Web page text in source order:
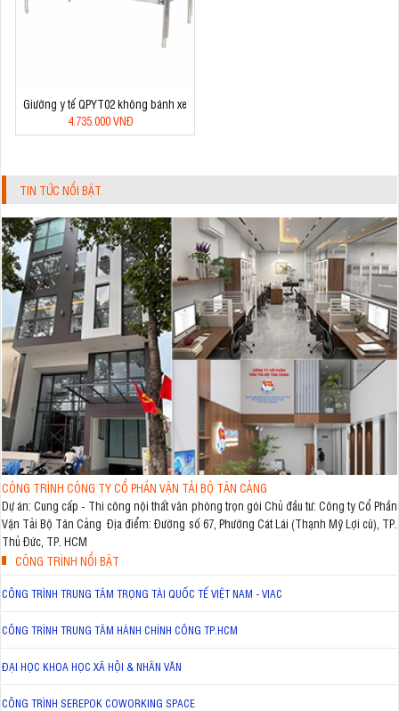
Giường y tế QPYT02 không bánh xe
4.735.000 VNĐ
TIN TỨC NỔI BẬT
CÔNG TRÌNH CÔNG TY CỔ PHẦN VẬN TẢI BỘ TÂN CẢNG
Dự án: Cung cấp - Thi công nội thất văn phòng trọn gói Chủ đầu tư: Công ty Cổ Phần
Vận Tải Bộ Tân Cảng Địa điểm: Đường số 67, Phường Cát Lái (Thạnh Mỹ Lợi cũ), TP.
Thủ Đức, TP. HCM
CÔNG TRÌNH NỔI BẬT
CÔNG TRÌNH TRUNG TÂM TRỌNG TÀI QUỐC TẾ VIỆT NAM - VIAC
CÔNG TRÌNH TRUNG TÂM HÀNH CHÍNH CÔNG TP.HCM
ĐẠI HỌC KHOA HỌC XÃ HỘI & NHÂN VĂN
CÔNG TRÌNH SEREPOK COWORKING SPACE